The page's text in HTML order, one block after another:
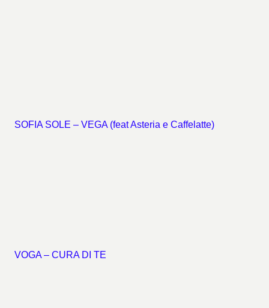
SOFIA SOLE – VEGA (feat Asteria e Caffelatte)
VOGA – CURA DI TE